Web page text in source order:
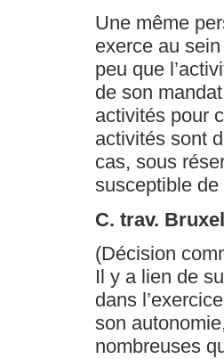
Une même
exerce au
peu que
de son
activités pour
activités sont
cas, sous
susceptible
C. trav.
(Décision
Il y a lien de
dans
son
nombreuses